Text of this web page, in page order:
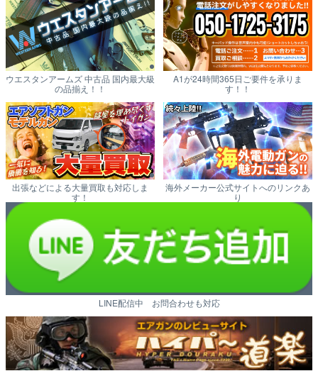
ウエスタンアームズ 中古品 国内最大級
の品揃え！！
A1が24時間365日ご要件を承りま
す！！
出張などによる大量買取も対応しま
す！
海外メーカー公式サイトへのリンクあ
り
LINE配信中 お問合わせも対応